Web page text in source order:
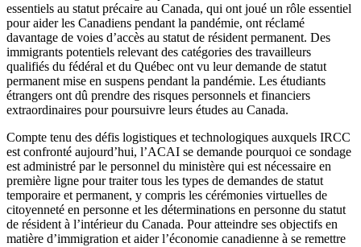
essentiels au statut précaire au Canada, qui ont joué un rôle essentiel
pour aider les Canadiens pendant la pandémie, ont réclamé
davantage de voies d’accès au statut de résident permanent. Des
immigrants potentiels relevant des catégories des travailleurs
qualifiés du fédéral et du Québec ont vu leur demande de statut
permanent mise en suspens pendant la pandémie. Les étudiants
étrangers ont dû prendre des risques personnels et financiers
extraordinaires pour poursuivre leurs études au Canada.
Compte tenu des défis logistiques et technologiques auxquels IRCC
est confronté aujourd’hui, l’ACAI se demande pourquoi ce sondage
est administré par le personnel du ministère qui est nécessaire en
première ligne pour traiter tous les types de demandes de statut
temporaire et permanent, y compris les cérémonies virtuelles de
citoyenneté en personne et les déterminations en personne du statut
de résident à l’intérieur du Canada. Pour atteindre ses objectifs en
matière d’immigration et aider l’économie canadienne à se remettre